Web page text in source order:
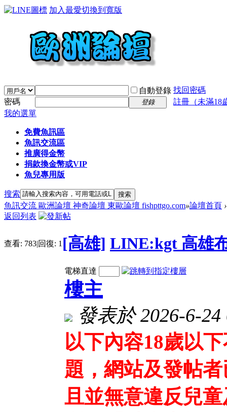
加入最愛切換到寬版
自動登錄 找回密碼
密碼
登錄
註冊（未滿18
我的選單
免費魚訊區
魚訊交流區
推廣得金幣
捐款換金幣或VIP
魚兒專用版
搜索 搜索
魚訊交流 歐洲論壇 神奇論壇 東歐論壇 fishpttgo.com»論壇首頁 ›
返回列表
查看: 783|回復: 1 [高雄] LINE:kgt 高雄
電梯直達
樓主
發表於 2026-6-
以下內容18歲以
題，網站及發帖
且並無意違反兒